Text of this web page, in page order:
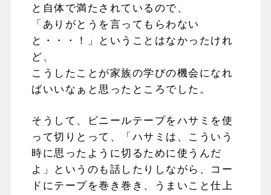
と自体で満たされているので、
「ありがとうを言ってもらわない
と・・・！」ということはなかったけれ
ど、
こうしたことが家族の学びの機会になれ
ばいいなぁと思ったところでした。
そうして、ビニールテープをハサミを使
って切りとって、「ハサミは、こういう
時に思ったように切るために使うんだ
よ」というのも話したりしながら、コー
ドにテープを巻き巻き、うまいこと仕上